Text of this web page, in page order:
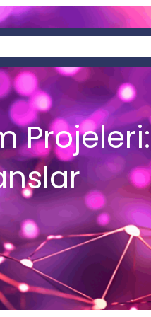
Projeleri: